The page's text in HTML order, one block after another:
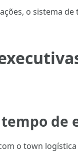
o sistema
de
o town logística